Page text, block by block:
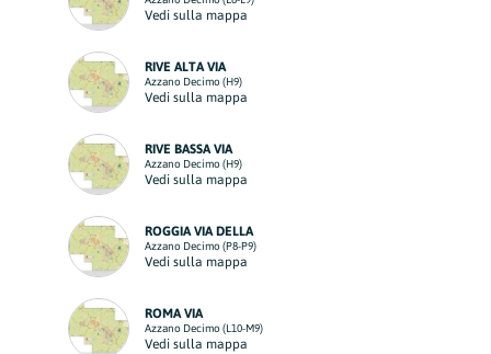
Vedi sulla mappa
RIVE ALTA VIA
Azzano Decimo (H9)
Vedi sulla mappa
RIVE BASSA VIA
Azzano Decimo (H9)
Vedi sulla mappa
ROGGIA VIA DELLA
Azzano Decimo (P8-P9)
Vedi sulla mappa
ROMA VIA
Azzano Decimo (L10-M9)
Vedi sulla mappa